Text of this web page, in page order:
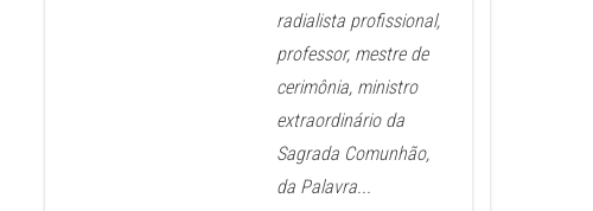
radialista profissional,
professor, mestre de
cerimônia, ministro
extraordinário da
Sagrada Comunhão,
da Palavra...